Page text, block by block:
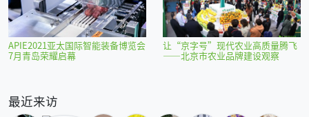
APIE2021亚太国际智能装备博览会
7月青岛荣耀启幕
让“京字号”现代农业高质量腾飞
——北京市农业品牌建设观察
最近来访